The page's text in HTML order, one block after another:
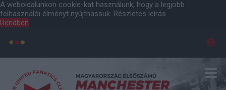
A weboldalunkon cookie-kat használunk, hogy a legjobb
felhasználói élményt nyújthassuk. Részletes leírás
Rendben